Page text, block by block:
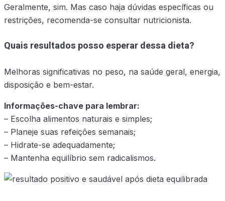
Geralmente, sim. Mas caso haja dúvidas específicas ou
restrições, recomenda-se consultar nutricionista.
Quais resultados posso esperar dessa dieta?
Melhoras significativas no peso, na saúde geral, energia,
disposição e bem-estar.
Informações-chave para lembrar:
– Escolha alimentos naturais e simples;
– Planeje suas refeições semanais;
– Hidrate-se adequadamente;
– Mantenha equilíbrio sem radicalismos.